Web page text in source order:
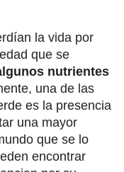
la vida por
que se
nutrientes
una de las
es la presencia
una mayor
que se lo
encontrar